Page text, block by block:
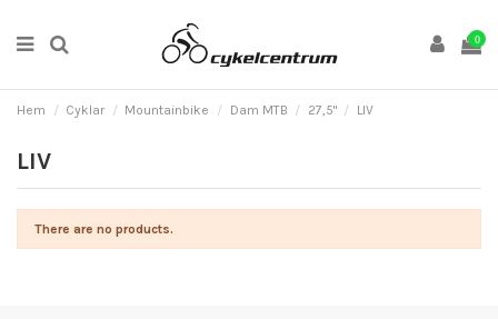
0
Hem Cyklar Mountainbike Dam MTB 27,5" LIV
LIV
There are no products.